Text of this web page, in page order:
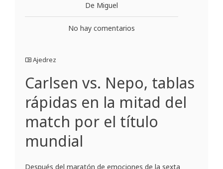
De Miguel
No hay comentarios
Ajedrez
Carlsen vs. Nepo, tablas
rápidas en la mitad del
match por el título
mundial
Después del maratón de emociones de la sexta